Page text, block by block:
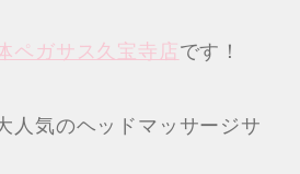
ペガサス久宝寺店です！
人気のヘッドマッサージサ